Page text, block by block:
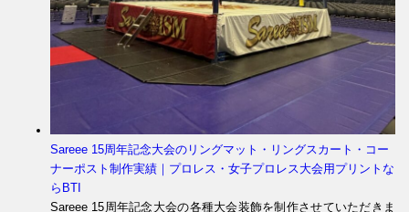
Sareee 15周年記念大会のリングマット・リングスカート・コー
ナーポスト制作実績｜プロレス・女子プロレス大会用プリントな
らBTI
Sareee 15周年記念大会の各種大会装飾を制作させていただきま